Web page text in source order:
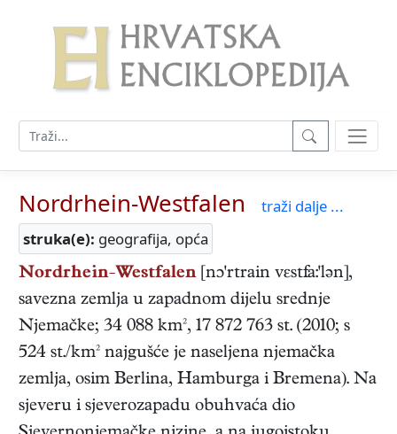
Nordrhein-Westfalen
traži dalje ...
struka(e): geografija, opća
Nordrhein-Westfalen [nɔ'rtrain vεstfa:'lən],
savezna zemlja u zapadnom dijelu srednje
Njemačke; 34 088 km², 17 872 763 st. (2010; s
524 st./km² najgušće je naseljena njemačka
zemlja, osim Berlina, Hamburga i Bremena). Na
sjeveru i sjeverozapadu obuhvaća dio